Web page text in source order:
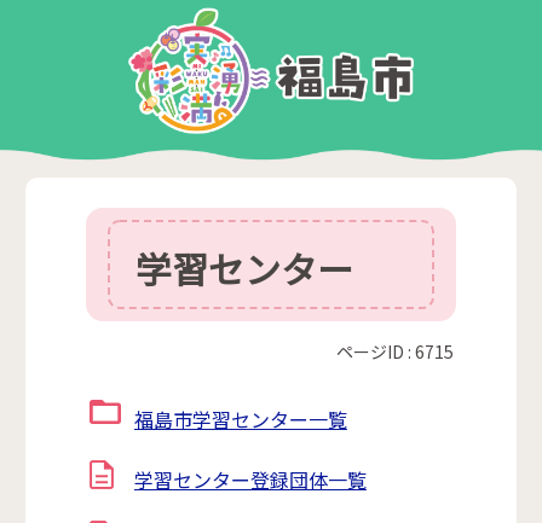
学習センター
ページID :6715
福島市学習センター一覧
学習センター登録団体一覧